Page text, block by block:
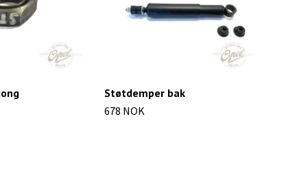
Støtdemper bak
678 NOK